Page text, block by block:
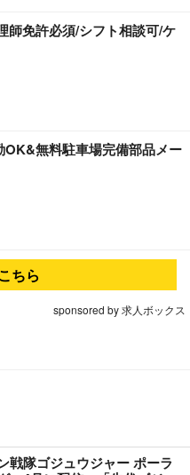
師免許必須/シフト相談可/ケ
無料駐車場完備部品メー
ちら
sponsored by 求人ボックス
戦隊ゴジュウジャー ポーラ